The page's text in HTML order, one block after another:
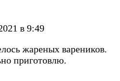
в 9:49
жареных вареников.
приготовлю.